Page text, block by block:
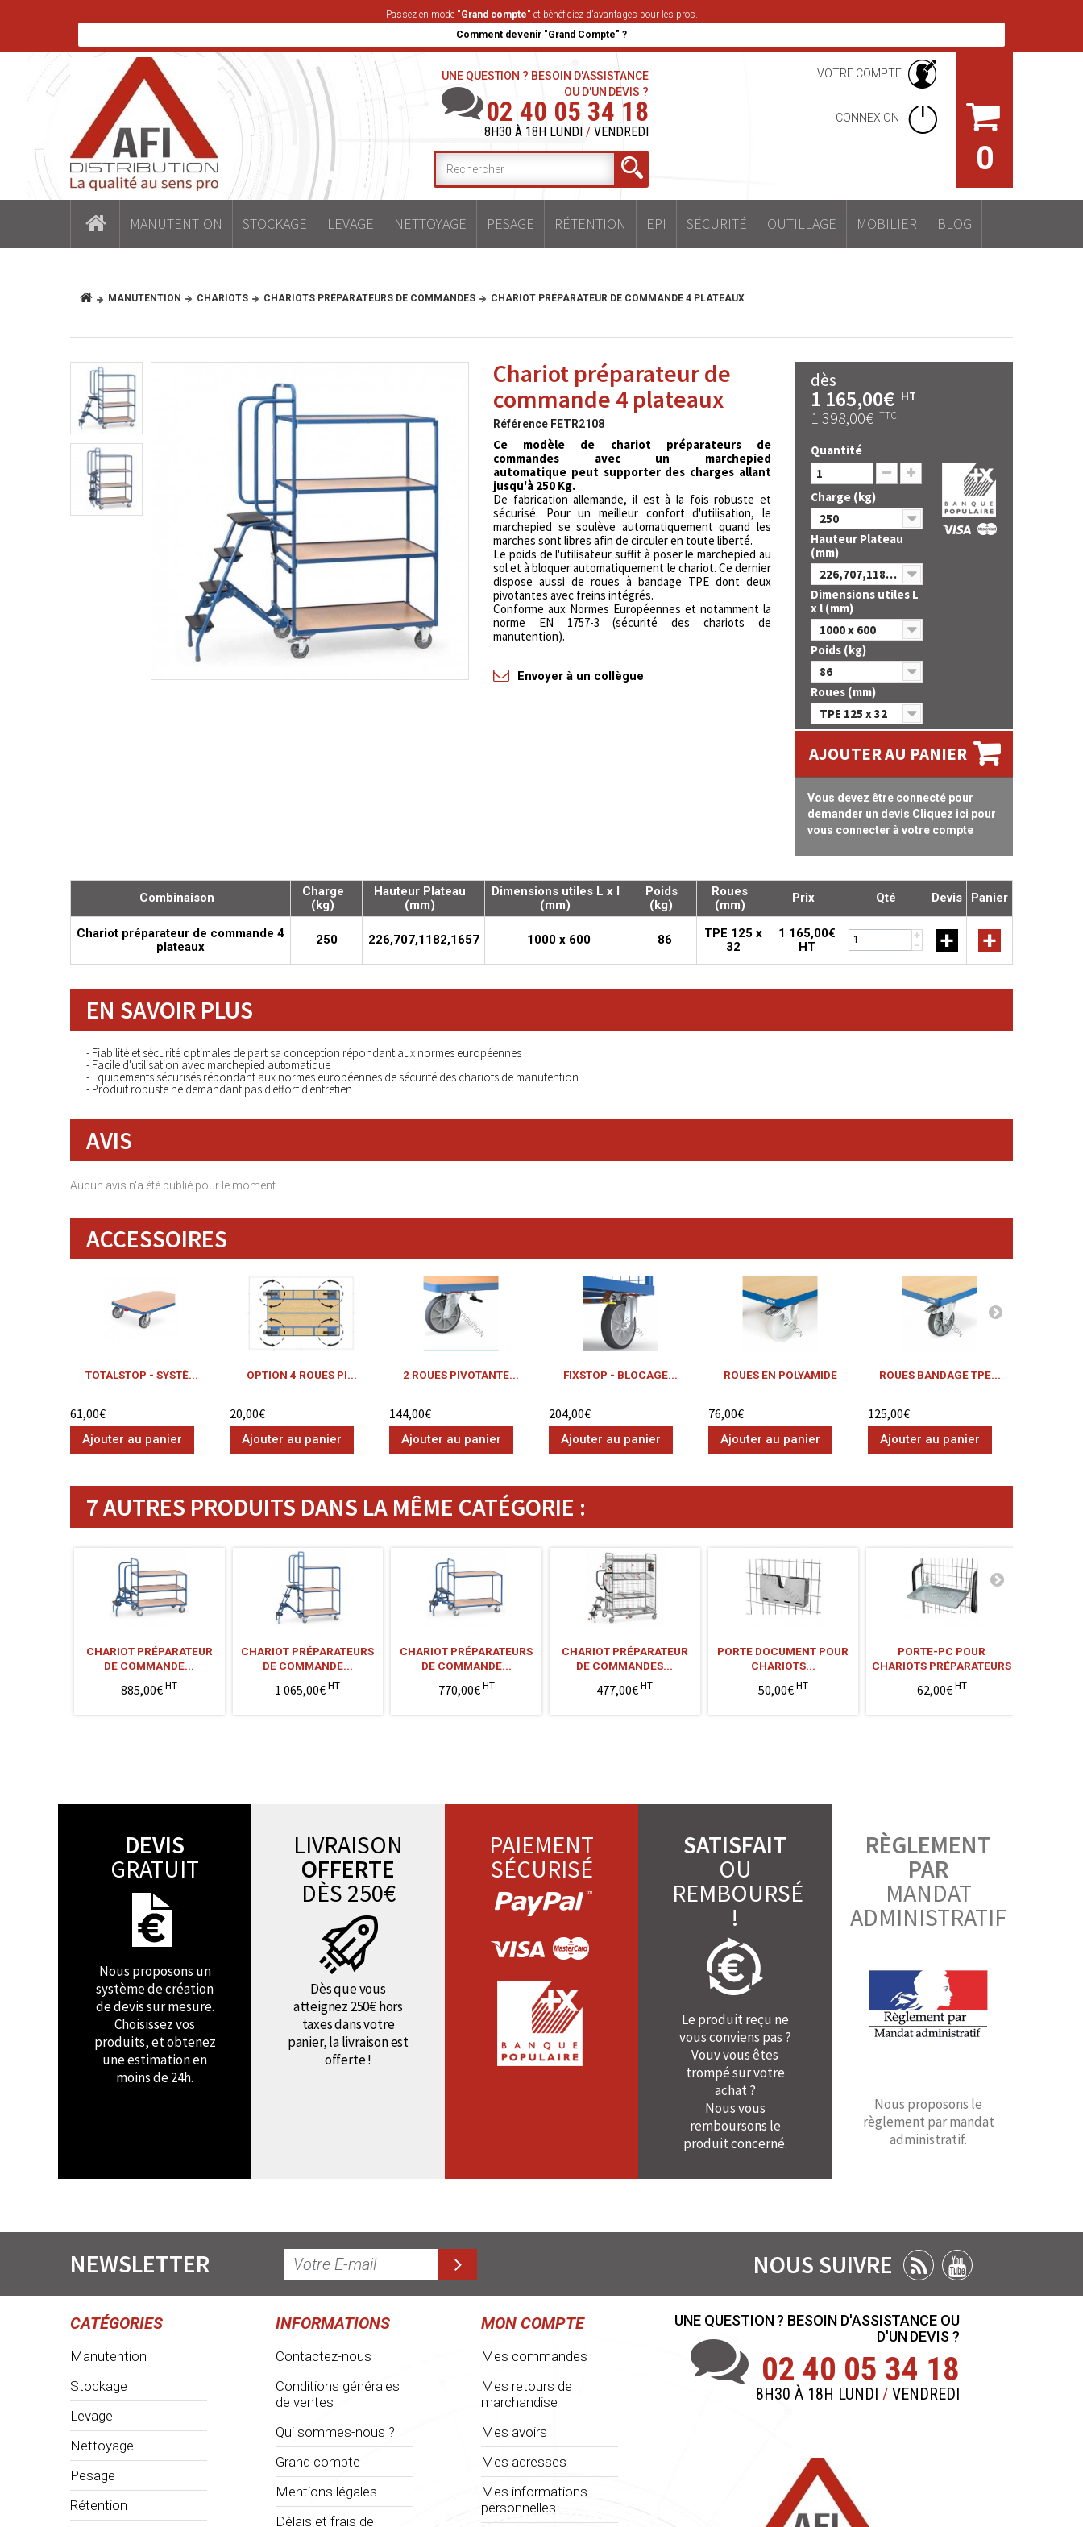
Passez en mode "Grand compte" et bénéficiez d'avantages pour les pros.
Comment devenir "Grand Compte" ?
0
VOTRE COMPTE
CONNEXION
UNE QUESTION ? BESOIN D'ASSISTANCE
OU D'UN DEVIS ?
02 40 05 34 18
8H30 À 18H LUNDI / VENDREDI
MANUTENTION STOCKAGE LEVAGE NETTOYAGE PESAGE RÉTENTION EPI SÉCURITÉ OUTILLAGE MOBILIER BLOG
MANUTENTION CHARIOTS CHARIOTS PRÉPARATEURS DE COMMANDES CHARIOT PRÉPARATEUR DE COMMANDE 4 PLATEAUX
Chariot préparateur de
commande 4 plateaux
Référence FETR2108
Ce modèle de chariot préparateurs de
commandes avec un marchepied
automatique peut supporter des charges allant
jusqu'à 250 Kg.
De fabrication allemande, il est à la fois robuste et
sécurisé. Pour un meilleur confort d'utilisation, le
marchepied se soulève automatiquement quand les
marches sont libres afin de circuler en toute liberté.
Le poids de l'utilisateur suffit à poser le marchepied au
sol et à bloquer automatiquement le chariot. Ce dernier
dispose aussi de roues à bandage TPE dont deux
pivotantes avec freins intégrés.
Conforme aux Normes Européennes et notamment la
norme EN 1757-3 (sécurité des chariots de
manutention).
Envoyer à un collègue
dès
1 165,00€ HT
1 398,00€ TTC
Quantité
Charge (kg)
250
Hauteur Plateau
(mm)
226,707,1182,1657
Dimensions utiles L
x l (mm)
1000 x 600
Poids (kg)
86
Roues (mm)
TPE 125 x 32
AJOUTER AU PANIER
Vous devez être connecté pour
demander un devis Cliquez ici pour
vous connecter à votre compte
Combinaison
Charge
(kg)
Hauteur Plateau
(mm)
Dimensions utiles L x l
(mm)
Poids
(kg)
Roues
(mm)
Prix Qté Devis Panier
Chariot préparateur de commande 4
plateaux
250 226,707,1182,1657 1000 x 600 86
TPE 125 x
32
1 165,00€
HT
+
- + +
EN SAVOIR PLUS
- Fiabilité et sécurité optimales de part sa conception répondant aux normes européennes
- Facile d'utilisation avec marchepied automatique
- Equipements sécurisés répondant aux normes européennes de sécurité des chariots de manutention
- Produit robuste ne demandant pas d'effort d'entretien.
AVIS
Aucun avis n'a été publié pour le moment.
ACCESSOIRES
TOTALSTOP - SYSTÈ...
61,00€
Ajouter au panier
OPTION 4 ROUES PI...
20,00€
Ajouter au panier
2 ROUES PIVOTANTE...
144,00€
Ajouter au panier
FIXSTOP - BLOCAGE...
204,00€
Ajouter au panier
ROUES EN POLYAMIDE
76,00€
Ajouter au panier
ROUES BANDAGE TPE...
125,00€
Ajouter au panier
7 AUTRES PRODUITS DANS LA MÊME CATÉGORIE :
CHARIOT PRÉPARATEUR
DE COMMANDE...
885,00€HT
CHARIOT PRÉPARATEURS
DE COMMANDE...
1 065,00€ HT
CHARIOT PRÉPARATEURS
DE COMMANDE...
770,00€HT
CHARIOT PRÉPARATEUR
DE COMMANDES...
477,00€HT
PORTE DOCUMENT POUR
CHARIOTS...
50,00€HT
PORTE-PC POUR
CHARIOTS PRÉPARATEURS
62,00€HT
DEVIS
GRATUIT
Nous proposons un
système de création
de devis sur mesure.
Choisissez vos
produits, et obtenez
une estimation en
moins de 24h.
LIVRAISON
OFFERTE
DÈS 250€
Dès que vous
atteignez 250€ hors
taxes dans votre
panier, la livraison est
offerte !
PAIEMENT
SÉCURISÉ
SATISFAIT
OU
REMBOURSÉ
!
Le produit reçu ne
vous conviens pas ?
Vouv vous êtes
trompé sur votre
achat ?
Nous vous
remboursons le
produit concerné.
RÈGLEMENT
PAR
MANDAT
ADMINISTRATIF
Nous proposons le
règlement par mandat
administratif.
NEWSLETTER NOUS SUIVRE
CATÉGORIES
Manutention
Stockage
Levage
Nettoyage
Pesage
Rétention
INFORMATIONS
Contactez-nous
Conditions générales
de ventes
Qui sommes-nous ?
Grand compte
Mentions légales
Délais et frais de
MON COMPTE
Mes commandes
Mes retours de
marchandise
Mes avoirs
Mes adresses
Mes informations
personnelles
UNE QUESTION ? BESOIN D'ASSISTANCE OU
D'UN DEVIS ?
02 40 05 34 18
8H30 À 18H LUNDI / VENDREDI